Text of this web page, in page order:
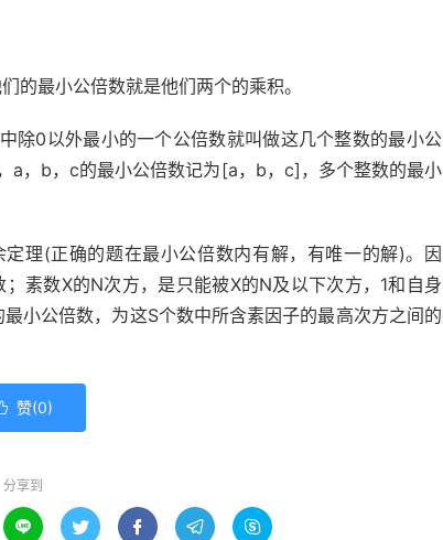
的最小公倍数就是他们两个的乘积。
除0以外最小的一个公倍数就叫做这几个整数的最小公
a，b，c的最小公倍数记为[a，b，c]，多个整数的最小
理(正确的题在最小公倍数内有解，有唯一的解)。因
素数X的N次方，是只能被X的N及以下次方，1和自身
小公倍数，为这S个数中所含素因子的最高次方之间的
赞(0)
分享到
    